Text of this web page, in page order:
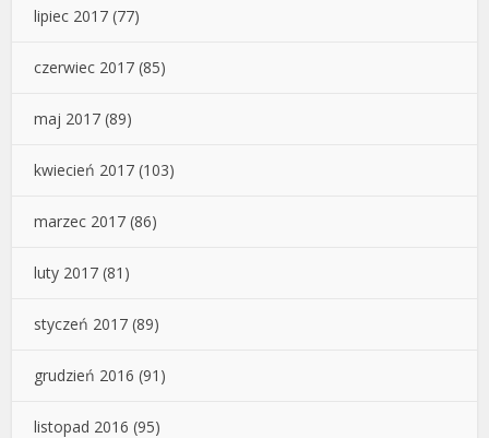
lipiec 2017 (77)
czerwiec 2017 (85)
maj 2017 (89)
kwiecień 2017 (103)
marzec 2017 (86)
luty 2017 (81)
styczeń 2017 (89)
grudzień 2016 (91)
listopad 2016 (95)